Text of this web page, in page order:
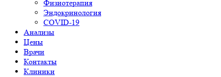
Физиотерапия
Эндокринология
COVID-19
Анализы
Цены
Врачи
Контакты
Клиники